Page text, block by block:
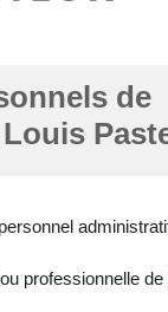
de
professionnelle